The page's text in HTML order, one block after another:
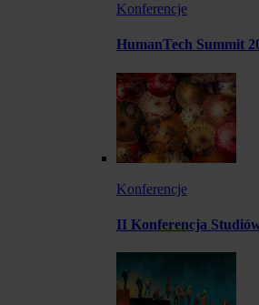
Konferencje
HumanTech Summit
Konferencje
II Konferencja